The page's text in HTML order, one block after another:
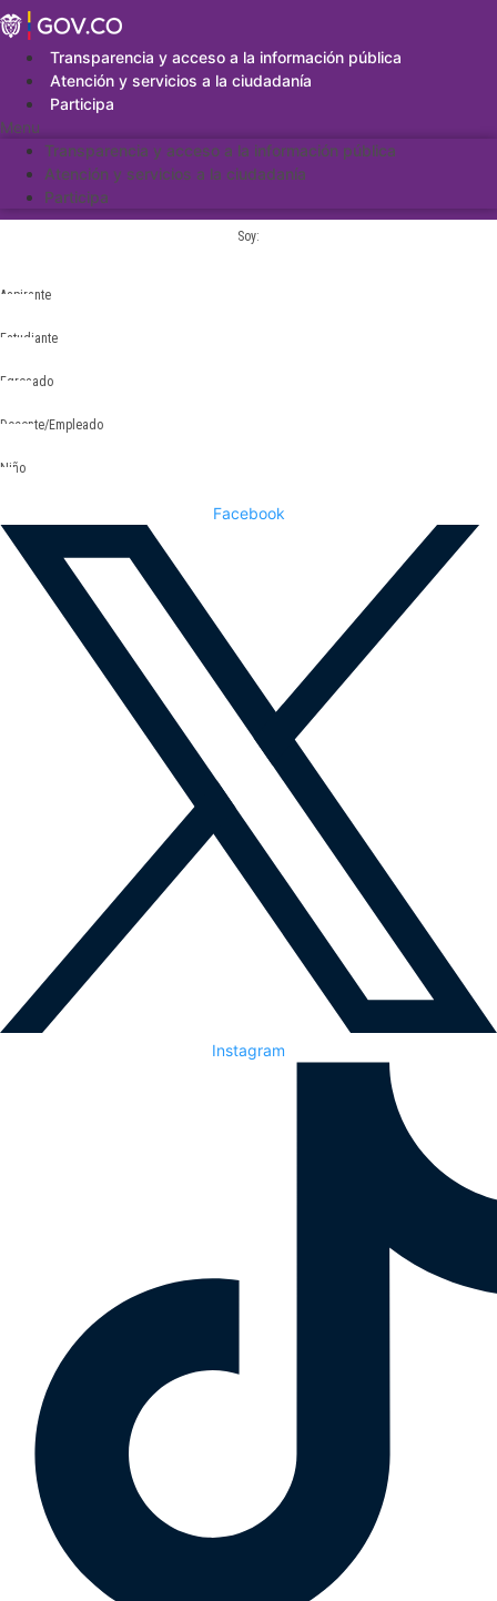
Saltar
al
contenidoTransparencia y acceso a la información pública
Atención y servicios a la ciudadanía
Participa
Menu
Transparencia y acceso a la información pública
Atención y servicios a la ciudadanía
Participa
Soy:
Aspirante
Estudiante
Egresado
Docente/Empleado
Niño
Facebook
Instagram